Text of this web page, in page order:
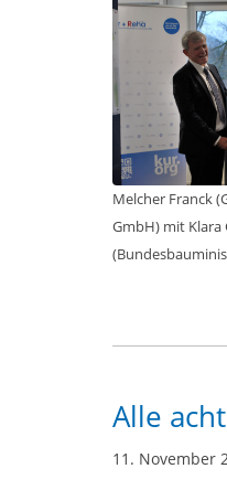
Melcher Franck
GmbH) mit Klara
Alle
11. November